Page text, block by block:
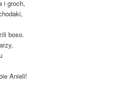
i groch,
boso.
Anieli!